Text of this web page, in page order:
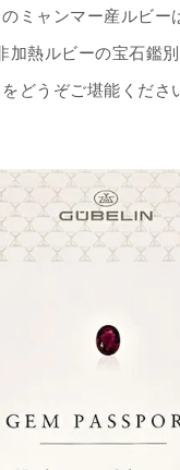
ミャンマー産ルビ
熱ルビーの宝石鑑
どうぞご堪能くださ